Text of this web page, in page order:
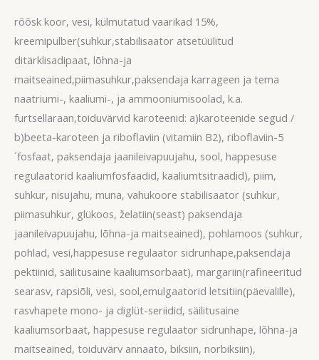
rõõsk koor, vesi, külmutatud vaarikad 15%,
kreemipulber(suhkur,stabilisaator atsetüülitud
ditärklisadipaat, lõhna-ja
maitseained,piimasuhkur,paksendaja karrageen ja tema
naatriumi-, kaaliumi-, ja ammooniumisoolad, k.a.
furtsellaraan,toiduvärvid karoteenid: a)karoteenide segud /
b)beeta-karoteen ja riboflaviin (vitamiin B2), riboflaviin-5
´fosfaat, paksendaja jaanileivapuujahu, sool, happesuse
regulaatorid kaaliumfosfaadid, kaaliumtsitraadid), piim,
suhkur, nisujahu, muna, vahukoore stabilisaator (suhkur,
piimasuhkur, glükoos, želatiin(seast) paksendaja
jaanileivapuujahu, lõhna-ja maitseained), pohlamoos (suhkur,
pohlad, vesi,happesuse regulaator sidrunhape,paksendaja
pektiinid, säilitusaine kaaliumsorbaat), margariin(rafineeritud
searasv, rapsiõli, vesi, sool,emulgaatorid letsitiin(päevalille),
rasvhapete mono- ja diglüt-seriidid, säilitusaine
kaaliumsorbaat, happesuse regulaator sidrunhape, lõhna-ja
maitseained, toiduvärv annaato, biksiin, norbiksiin),